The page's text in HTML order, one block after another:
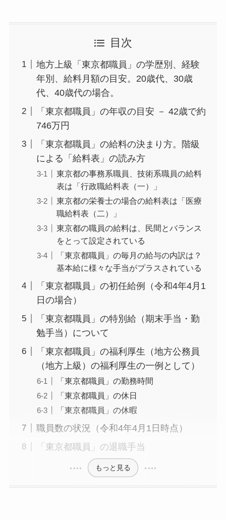
目次
地方上級「東京都職員」の学歴別、経験
年別、給料月額の目安。20歳代、30歳
代、40歳代の場合。
「東京都職員」の年収の目安 － 42歳で約
746万円
「東京都職員」の給料の決まり方。階級
による「給料表」の読み方
東京都の事務系職員、技術系職員の給料
表は「行政職給料表（一）」
東京都の栄養士の場合の給料表は「医療
職給料表（二）」
東京都の職員の給料は、民間とバランス
をとって設定されている
「東京都職員」の毎月の給与の内訳は？
基本給に様々な手当がプラスされている
「東京都職員」の初任給例（令和4年4月1
日の場合）
「東京都職員」の特別給（期末手当・勤
勉手当）について
「東京都職員」の福利厚生（地方公務員
（地方上級）の福利厚生の一例として）
「東京都職員」の勤務時間
「東京都職員」の休日
「東京都職員」の休暇
職員数の状況（令和4年4月1日時点）
「東京都職員」の退職手当
もっと見る